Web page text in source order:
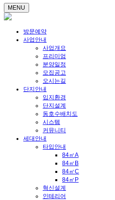
MENU
방문예약
사업안내
사업개요
프리미엄
분양일정
모집공고
오시는길
단지안내
입지환경
단지설계
동호수배치도
시스템
커뮤니티
세대안내
타입안내
84㎡A
84㎡B
84㎡C
84㎡P
혁신설계
인테리어